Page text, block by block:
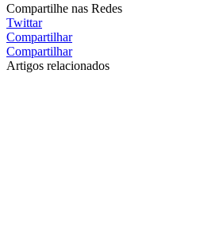
Compartilhe nas Redes
Twittar
Compartilhar
Compartilhar
Artigos relacionados